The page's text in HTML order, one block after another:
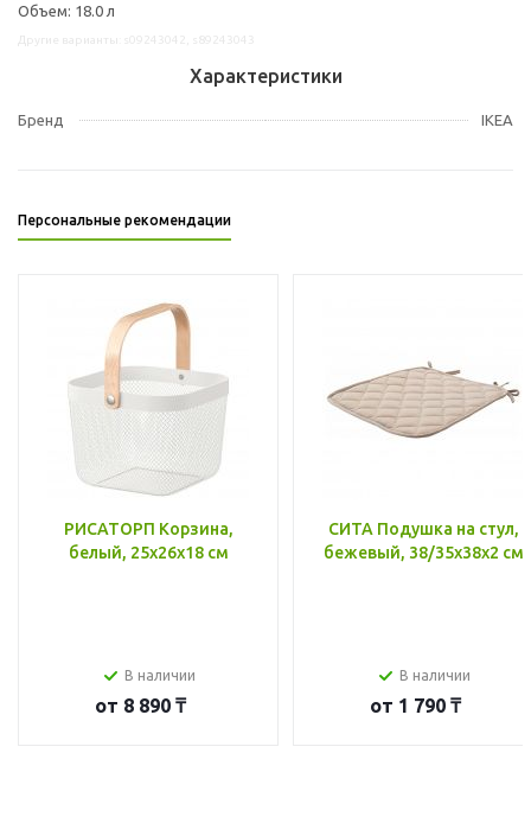
Объем: 18.0 л
Характеристики
Бренд IKEA
Персональные рекомендации
РИСАТОРП Корзина,
белый, 25x26x18 см
В наличии
от 8 890 ₸
СИТА Подушка на стул,
бежевый, 38/35x38x2 см
В наличии
от 1 790 ₸